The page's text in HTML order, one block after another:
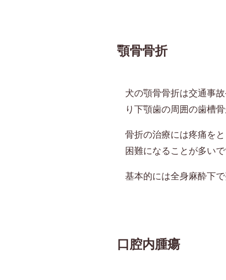
顎骨骨折
犬の顎骨骨折は交通事
り下顎歯の周囲の歯槽
骨折の治療には疼痛を
困難になることが多い
基本的には全身麻酔下
口腔内腫瘍